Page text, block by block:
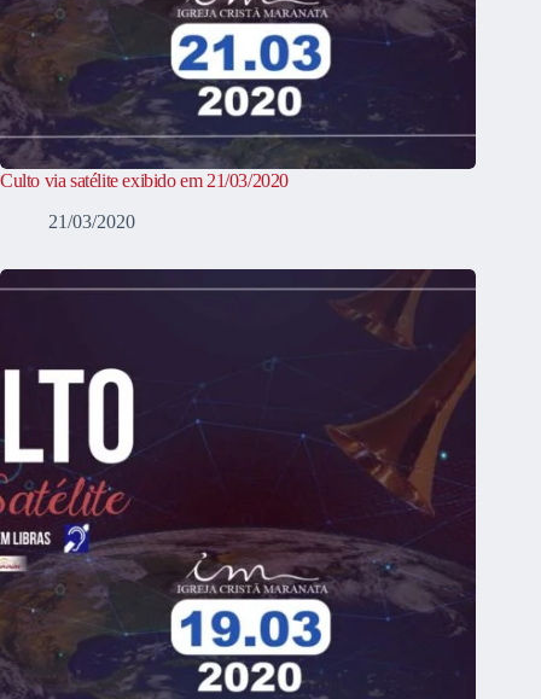
Culto via satélite exibido em 21/03/2020
21/03/2020